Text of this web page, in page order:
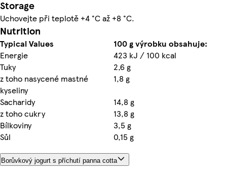
Storage
Uchovejte při teplotě +4 °C až +8 °C.
Nutrition
Typical Values
100 g výrobku obsahuje:
Energie
423 kJ / 100 kcal
Tuky
2,6 g
z toho nasycené mastné
kyseliny
1,8 g
Sacharidy
14,8 g
z toho cukry
13,8 g
Bílkoviny
3,5 g
Sůl
0,15 g
Borůvkový jogurt s příchutí panna cotta